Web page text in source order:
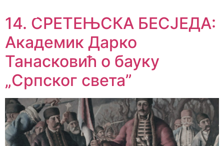
14. СРЕТЕЊСКА БЕСЈЕДА:
Академик Дарко
Танасковић о бауку
„Српског света”